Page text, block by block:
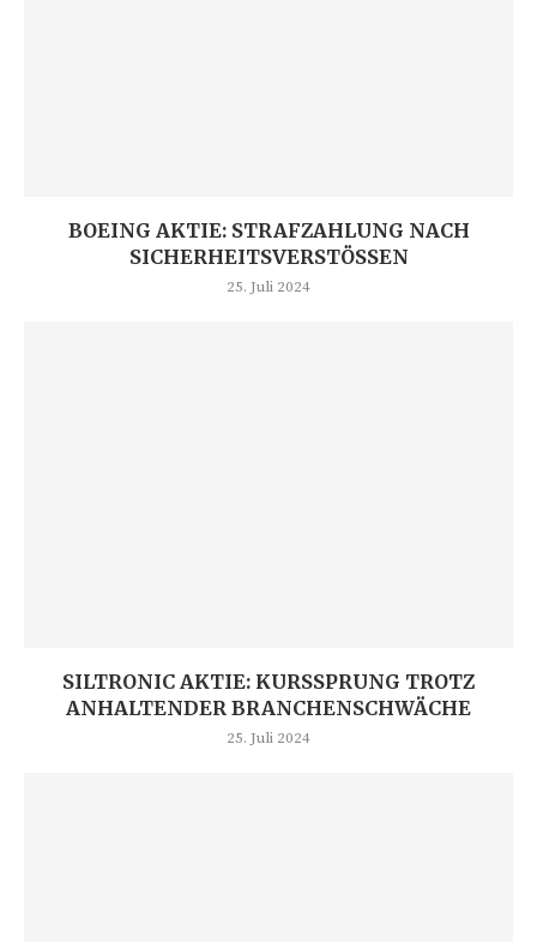
BOEING AKTIE: STRAFZAHLUNG NACH
SICHERHEITSVERSTÖSSEN
25. Juli 2024
SILTRONIC AKTIE: KURSSPRUNG TROTZ
ANHALTENDER BRANCHENSCHWÄCHE
25. Juli 2024